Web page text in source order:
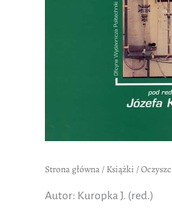
Strona główna/ Książki /
Autor: Kuropka J. (red.)